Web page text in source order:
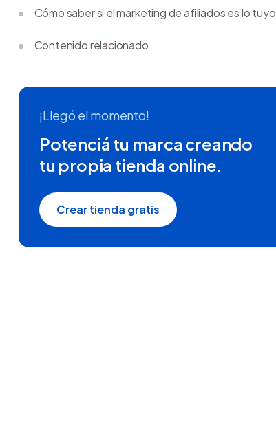
Cómo saber si el marketing de afiliados es lo tuyo
Contenido relacionado
¡Llegó el momento!
Potenciá tu marca creando
tu propia tienda online.
Crear tienda gratis